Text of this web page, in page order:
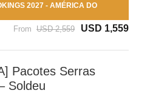
2027 - AMÉRICA DO
From USD 2,559 USD 1,559
Pacotes Serras
Soldeu